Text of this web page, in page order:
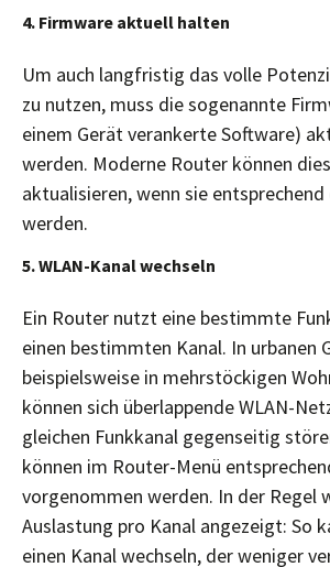
4. Firmware aktuell halten
Um auch langfristig das volle
zu nutzen, muss die sogenannte
einem Gerät verankerte Software)
werden. Moderne Router können
aktualisieren, wenn sie
werden.
5. WLAN-Kanal wechseln
Ein Router nutzt eine bestimmte
einen bestimmten Kanal. In urbanen
beispielsweise in mehrstöckigen
können sich überlappende WLAN-
gleichen Funkkanal gegenseitig
können im Router-Menü
vorgenommen werden. In der Regel
Auslastung pro Kanal angezeigt: So
einen Kanal wechseln, der weniger